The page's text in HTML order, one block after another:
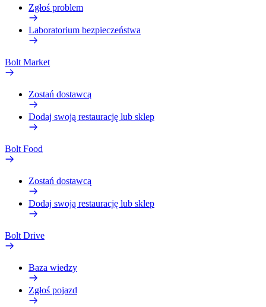
Zgłoś problem
Laboratorium bezpieczeństwa
Bolt Market
Zostań dostawcą
Dodaj swoją restaurację lub sklep
Bolt Food
Zostań dostawcą
Dodaj swoją restaurację lub sklep
Bolt Drive
Baza wiedzy
Zgłoś pojazd